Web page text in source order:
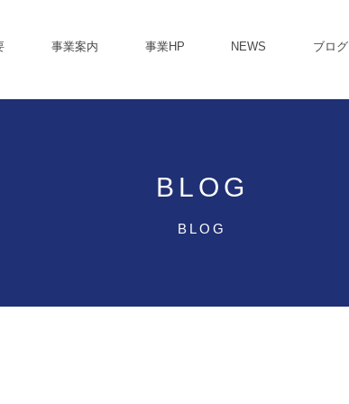
事業案内 事業HP NEWS ブログ
BLOG
BLOG